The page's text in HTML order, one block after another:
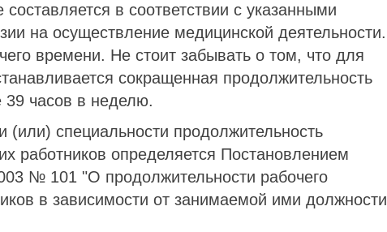
в соответствии с указанными
на осуществление медицинской деятельности.
времени. Не стоит забывать о том, что для
сокращенная продолжительность
39 часов в неделю.
(или) специальности продолжительность
работников определяется Постановлением
№ 101 "О продолжительности рабочего
в зависимости от занимаемой ими должности